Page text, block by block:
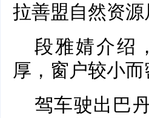
拉善盟自然资
段雅婧介绍
厚，窗户较小
驾车驶出巴